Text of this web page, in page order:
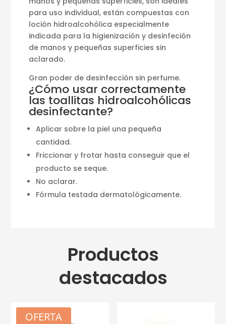
para uso individual, están compuestas con
loción hidroalcohólica especialmente
indicada para la higienización y desinfeción
de manos y pequeñas superficies sin
aclarado.
Gran poder de desinfección sin perfume.
¿Cómo usar correctamente
las toallitas hidroalcohólicas
desinfectante?
Aplicar sobre la piel una pequeña
cantidad.
Friccionar y frotar hasta conseguir que el
producto se seque.
No aclarar.
Fórmula testada dermatológicamente.
Productos
destacados
OFERTA